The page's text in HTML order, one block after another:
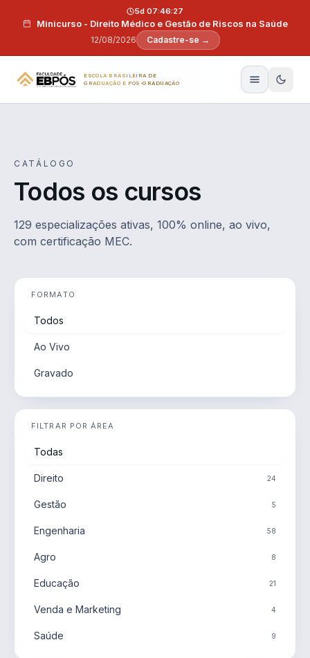
Minicurso - Direito Médico e Gestão de Riscos na Saúde
12/08/2026
5d 07:46:26
Cadastre-se →
ESCOLA BRASILEIRA DE
GRADUAÇÃO E PÓS-GRADUAÇÃO
CATÁLOGO
Todos os cursos
129 especializações ativas, 100% online, ao vivo,
com certificação MEC.
FORMATO
Todos
Ao Vivo
Gravado
FILTRAR POR ÁREA
Todas
Direito 24
Gestão 5
Engenharia 58
Agro 8
Educação 21
Venda e Marketing 4
Saúde 9